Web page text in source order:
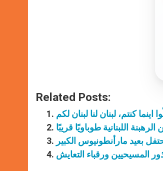
Related Posts:
اينما كنتم، لبنان لنا لبنان لكم
اللبنانية طوباويًا قريبًا
بعيد مارأنطونيوس الكبير
المسيحيين ورقباء التعايش